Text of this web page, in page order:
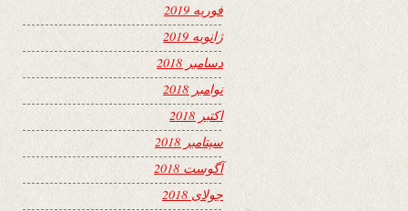
فوریه 2019
ژانویه 2019
دسامبر 2018
نوامبر 2018
اکتبر 2018
سپتامبر 2018
آگوست 2018
جولای 2018